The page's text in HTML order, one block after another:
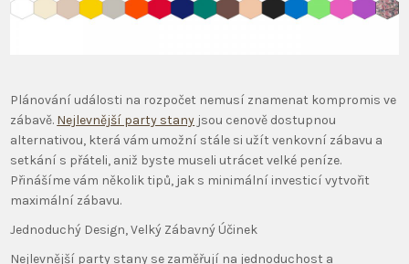
Plánování události na rozpočet nemusí znamenat kompromis ve
zábavě. Nejlevnější party stany jsou cenově dostupnou
alternativou, která vám umožní stále si užít venkovní zábavu a
setkání s přáteli, aniž byste museli utrácet velké peníze.
Přinášíme vám několik tipů, jak s minimální investicí vytvořit
maximální zábavu.
Jednoduchý Design, Velký Zábavný Účinek
Nejlevnější party stany se zaměřují na jednoduchost a